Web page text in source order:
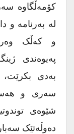
کۆمەڵگاوە
لە بەرنامە و
و کەڵک
پەیوەندی
بەدی
سەری و
شێوەی
دەوڵەتێک